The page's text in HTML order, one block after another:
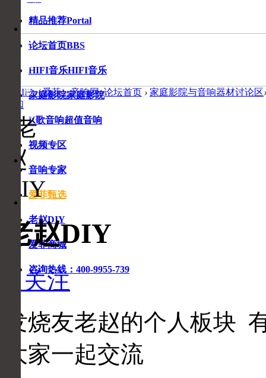
响
家
线
咨
询
收
藏
收
藏
本
页
精品推荐Portal
论坛首页BBS
HIFI音乐HIFI音乐
家庭影院家庭影院
K歌音响超值音响
视频专区
音响专家
爱菲甄选
老赵DIY
爱菲商城
咨询热线：400-9955-739
爱HIFI（爱菲）音响网»论坛首页 › 家庭影院与音响器材讨论区›
订阅
老赵DIY
+ 关注
发烧友老赵的个人板块
大家一起交流